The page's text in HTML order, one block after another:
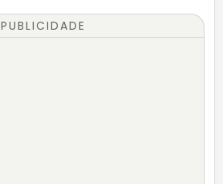
PUBLICIDADE